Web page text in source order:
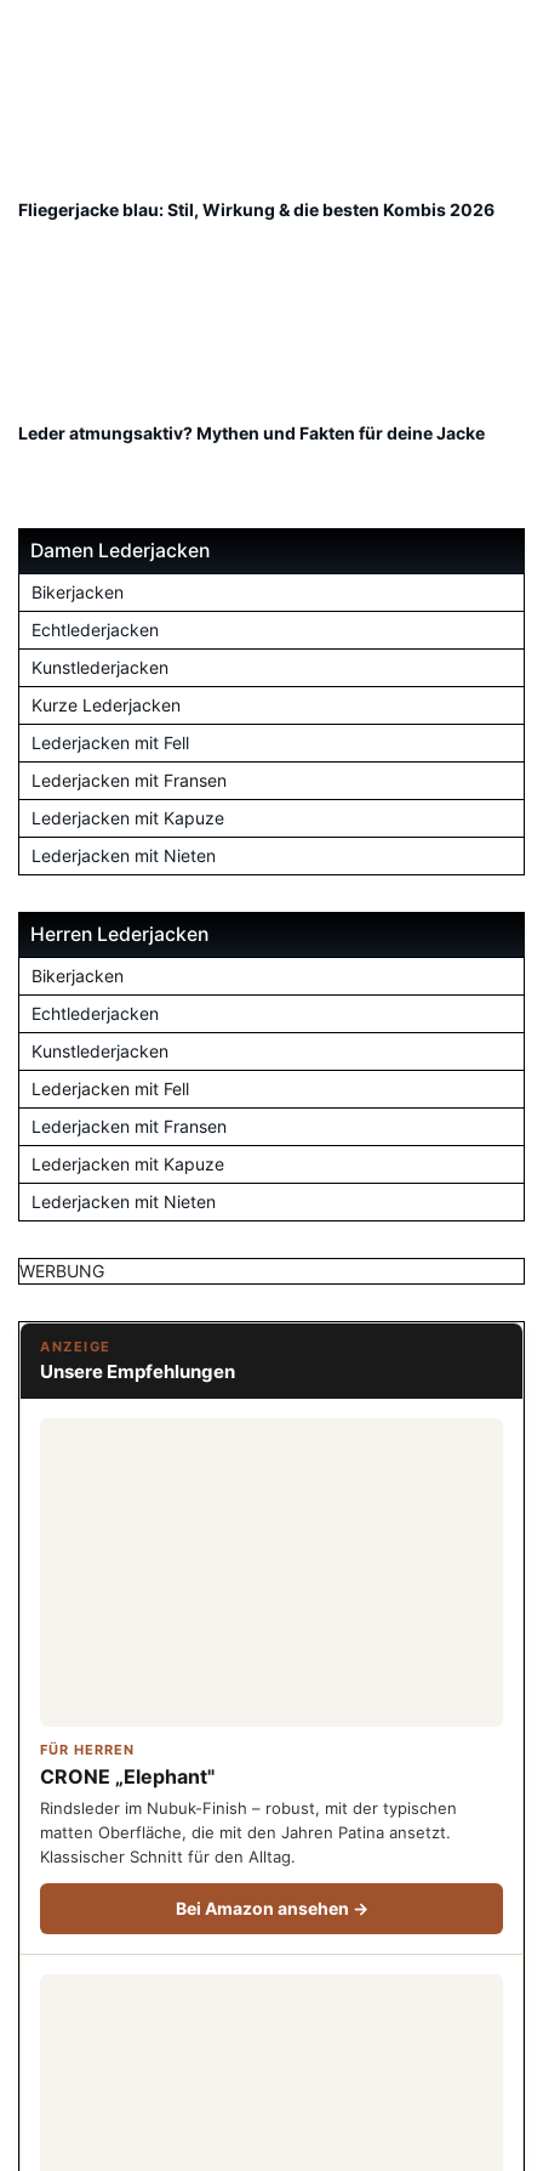
Fliegerjacke blau: Stil, Wirkung & die besten Kombis 2026
Leder atmungsaktiv? Mythen und Fakten für deine Jacke
Damen Lederjacken
Bikerjacken
Echtlederjacken
Kunstlederjacken
Kurze Lederjacken
Lederjacken mit Fell
Lederjacken mit Fransen
Lederjacken mit Kapuze
Lederjacken mit Nieten
Herren Lederjacken
Bikerjacken
Echtlederjacken
Kunstlederjacken
Lederjacken mit Fell
Lederjacken mit Fransen
Lederjacken mit Kapuze
Lederjacken mit Nieten
WERBUNG
ANZEIGE
Unsere Empfehlungen
FÜR HERREN
CRONE „Elephant"
Rindsleder im Nubuk-Finish – robust, mit der typischen
matten Oberfläche, die mit den Jahren Patina ansetzt.
Klassischer Schnitt für den Alltag.
Bei Amazon ansehen →